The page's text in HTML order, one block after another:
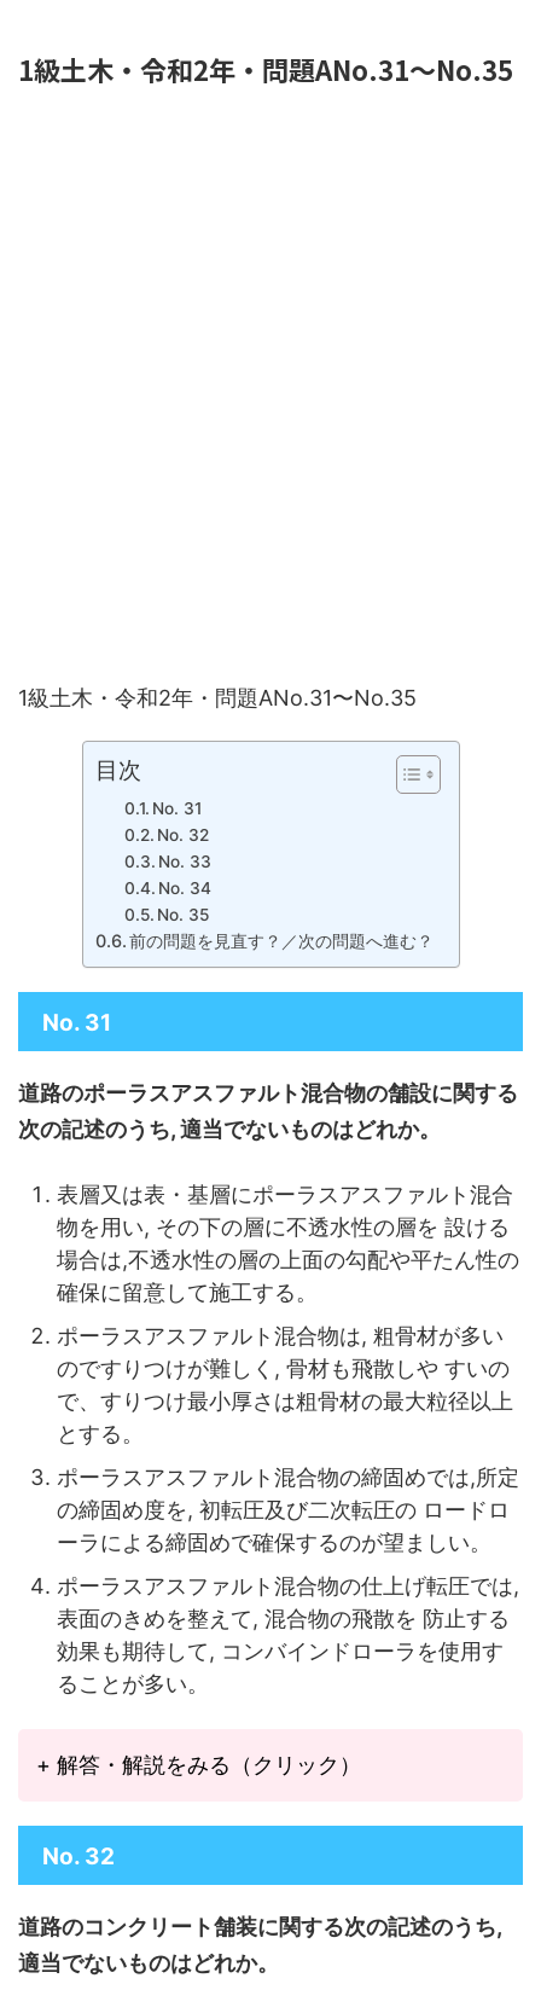
1級土木・令和2年・問題ANo.31〜No.35
1級土木・令和2年・問題ANo.31〜No.35
目次
No. 31
No. 32
No. 33
No. 34
No. 35
前の問題を見直す？／次の問題へ進む？
No. 31
道路のポーラスアスファルト混合物の舗設に関する
次の記述のうち, 適当でないものはどれか。
表層又は表・基層にポーラスアスファルト混合
物を用い, その下の層に不透水性の層を 設ける
場合は,不透水性の層の上面の勾配や平たん性の
確保に留意して施工する。
ポーラスアスファルト混合物は, 粗骨材が多い
のですりつけが難しく, 骨材も飛散しや すいの
で、すりつけ最小厚さは粗骨材の最大粒径以上
とする。
ポーラスアスファルト混合物の締固めでは,所定
の締固め度を, 初転圧及び二次転圧の ロードロ
ーラによる締固めで確保するのが望ましい。
ポーラスアスファルト混合物の仕上げ転圧では,
表面のきめを整えて, 混合物の飛散を 防止する
効果も期待して, コンバインドローラを使用す
ることが多い。
+ 解答・解説をみる（クリック）
No. 32
道路のコンクリート舗装に関する次の記述のうち,
適当でないものはどれか。